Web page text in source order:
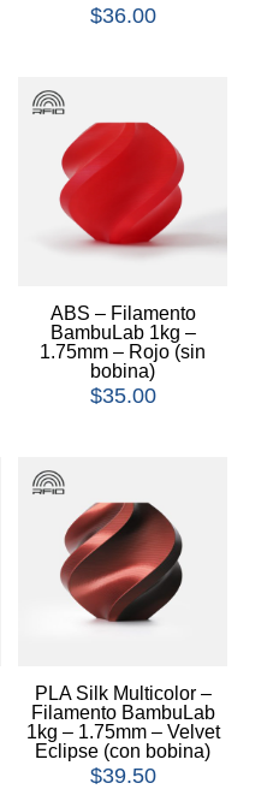
$36.00
ABS – Filamento
BambuLab 1kg –
1.75mm – Rojo (sin
bobina)
$35.00
PLA Silk Multicolor –
Filamento BambuLab
1kg – 1.75mm – Velvet
Eclipse (con bobina)
$39.50